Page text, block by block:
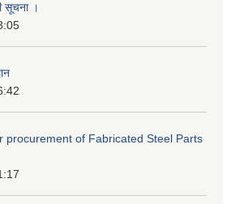
सूचना ।
procurement of Fabricated Steel Parts